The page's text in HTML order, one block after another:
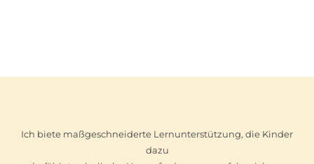
Ich biete maßgeschneiderte Lernunterstützung, die Kinder
dazu